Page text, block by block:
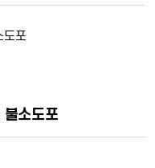
도포
불소도포